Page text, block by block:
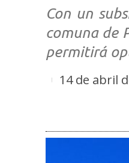
Con un
comuna de
permitirá
14 de abril